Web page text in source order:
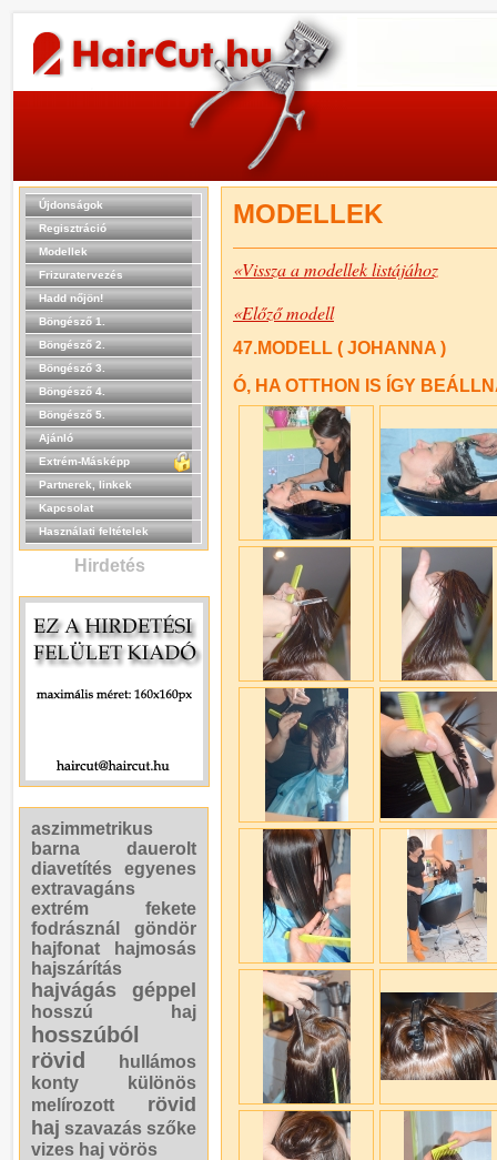
Újdonságok
Regisztráció
Modellek
Frizuratervezés
Hadd nőjön!
Böngésző 1.
Böngésző 2.
Böngésző 3.
Böngésző 4.
Böngésző 5.
Ajánló
Extrém-Másképp
Partnerek, linkek
Kapcsolat
Használati feltételek
Hirdetés
aszimmetrikus
barna
dauerolt
diavetítés
egyenes
extravagáns
extrém
fekete
fodrásznál
göndör
hajfonat
hajmosás
hajszárítás
hajvágás géppel
hosszú haj
hosszúból
rövid
hullámos
konty
különös
melírozott
rövid
haj szavazás szőke
vizes haj vörös
MODELLEK
«Vissza a modellek listájához
«Előző modell
47.MODELL ( JOHANNA )
Ó, HA OTTHON IS ÍGY